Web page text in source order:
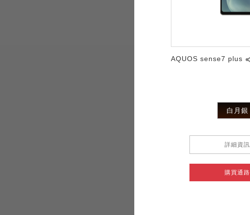
AQUOS sense7 plus
白月銀
詳細資訊
購買通路